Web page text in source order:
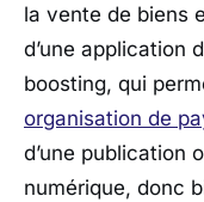
la vente de biens
d’une application
boosting, qui
organisation de
d’une publication
numérique, donc